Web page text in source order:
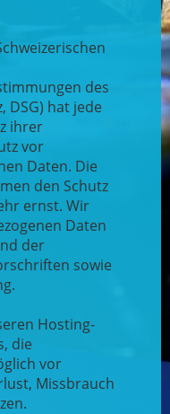
des
DSG) hat jede
ihrer
vor
Daten. Die
den Schutz
ernst. Wir
Daten
der
sowie
Hosting-
die
vor
Missbrauch